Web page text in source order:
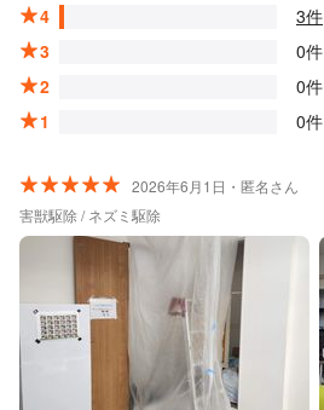
4
3件
3
0件
2
0件
1
0件
2026年6月1日・匿名さん
害獣駆除 / ネズミ駆除